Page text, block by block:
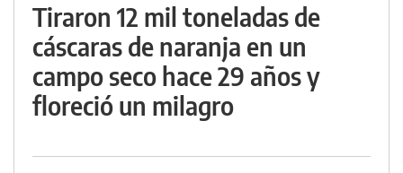
Tiraron 12 mil toneladas de
cáscaras de naranja en un
campo seco hace 29 años y
floreció un milagro